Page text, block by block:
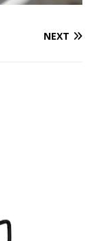
NEXT